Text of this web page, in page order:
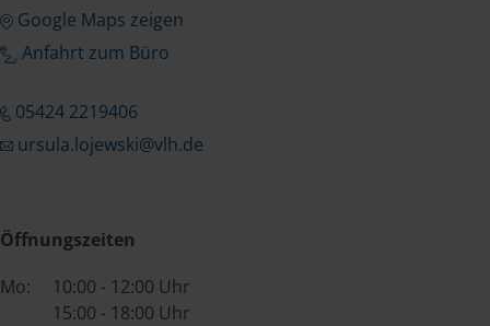
Google Maps zeigen
Anfahrt zum Büro
05424 2219406
ursula.lojewski@vlh.de
Öffnungszeiten
Mo:
10:00 - 12:00 Uhr
15:00 - 18:00 Uhr